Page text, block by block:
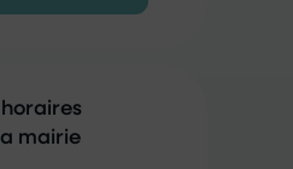
mairie